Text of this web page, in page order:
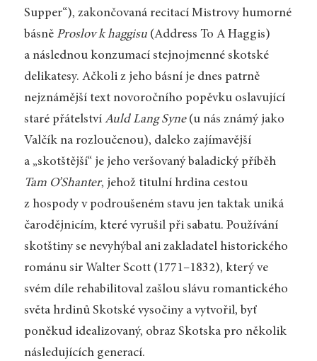
Supper“), zakončovaná recitací Mistrovy humorné
básně Proslov k haggisu(Address To A Haggis)
a následnou konzumací stejnojmenné skotské
delikatesy. Ačkoli z jeho básní je dnes patrně
nejznámější text novoročního popěvku oslavující
staré přátelství Auld Lang Syne(u nás známý jako
Valčík na rozloučenou), daleko zajímavější
a „skotštější“ je jeho veršovaný baladický příběh
Tam O’Shanter, jehož titulní hrdina cestou
z hospody v podroušeném stavu jen taktak uniká
čarodějnicím, které vyrušil při sabatu. Používání
skotštiny se nevyhýbal ani zakladatel historického
románu sir Walter Scott (1771–1832), který ve
svém díle rehabilitoval zašlou slávu romantického
světa hrdinů Skotské vysočiny a vytvořil, byť
poněkud idealizovaný, obraz Skotska pro několik
následujících generací.